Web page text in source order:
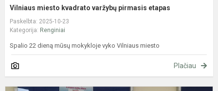
Vilniaus miesto kvadrato varžybų pirmasis etapas
Paskelbta: 2025-10-23
Kategorija: Renginiai
Spalio 22 dieną mūsų mokykloje vyko Vilniaus miesto
Plačiau